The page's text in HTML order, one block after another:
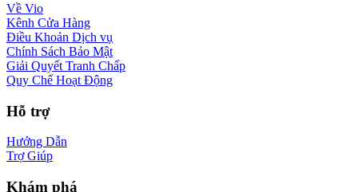
Về Vio
Kênh Cửa Hàng
Điều Khoản Dịch vụ
Chính Sách Bảo Mật
Giải Quyết Tranh Chấp
Quy Chế Hoạt Động
Hỗ trợ
Hướng Dẫn
Trợ Giúp
Khám phá